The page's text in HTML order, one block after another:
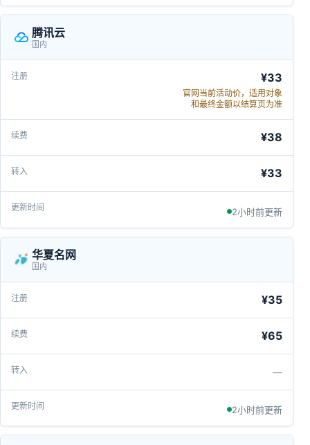
腾讯云
国内
¥33
官网当前活动价，适用对象
和最终金额以结算页为准
¥38
¥33
2小时前更新
华夏名网
国内
¥35
¥65
—
2小时前更新